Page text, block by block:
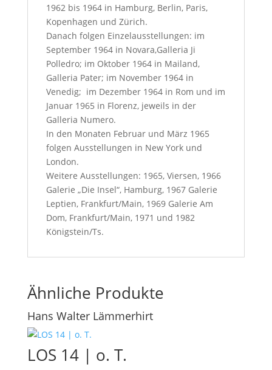
1962 bis 1964 in Hamburg, Berlin, Paris,
Kopenhagen und Zürich.
Danach folgen Einzelausstellungen: im
September 1964 in Novara,Galleria Ji
Polledro; im Oktober 1964 in Mailand,
Galleria Pater; im November 1964 in
Venedig; im Dezember 1964 in Rom und im
Januar 1965 in Florenz, jeweils in der
Galleria Numero.
In den Monaten Februar und März 1965
folgen Ausstellungen in New York und
London.
Weitere Ausstellungen: 1965, Viersen, 1966
Galerie „Die Insel“, Hamburg, 1967 Galerie
Leptien, Frankfurt/Main, 1969 Galerie Am
Dom, Frankfurt/Main, 1971 und 1982
Königstein/Ts.
Ähnliche Produkte
Hans Walter Lämmerhirt
LOS 14 | o. T.